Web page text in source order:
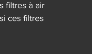
filtres à air
ces filtres